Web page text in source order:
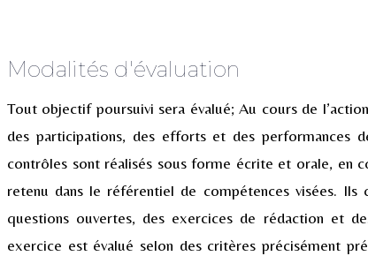
Modalités d'évaluation
Tout objectif poursuivi sera évalué; Au cours de
des participations, des efforts et des performances
contrôles sont réalisés sous forme écrite et orale, en
retenu dans le référentiel de compétences visées.
questions ouvertes, des exercices de rédaction et
exercice est évalué selon des critères précisément